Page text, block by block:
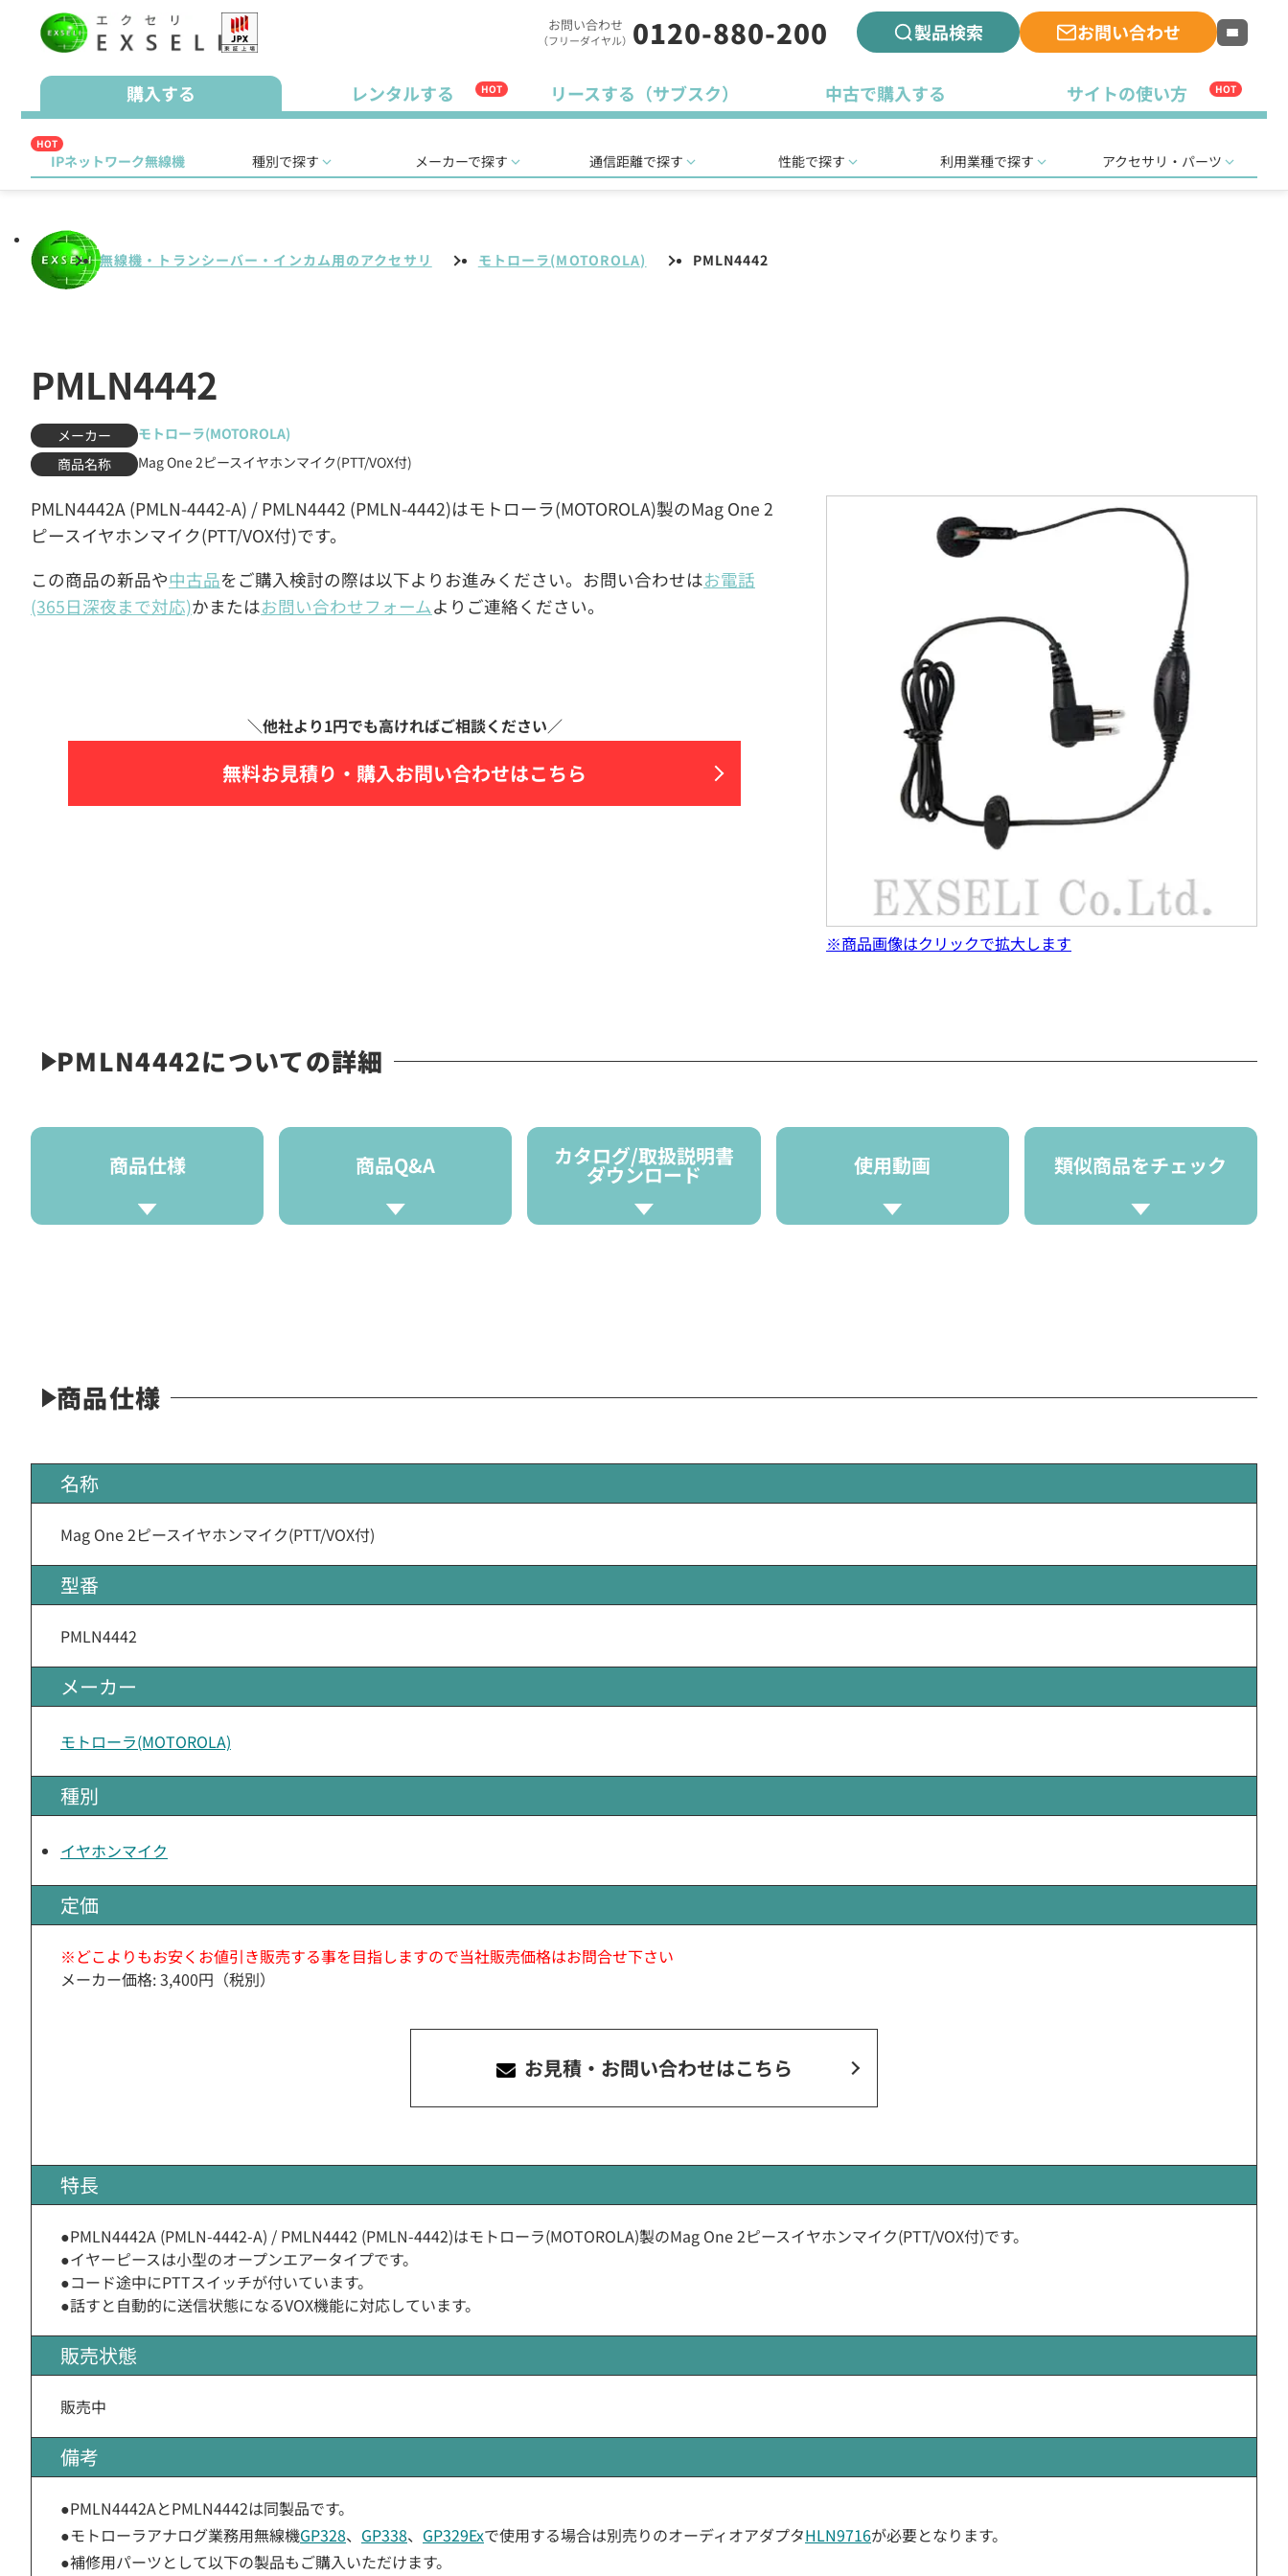
お問い合わせ
（フリーダイヤル） 0120-880-200 製品検索 お問い合わせ
購入する レンタルする HOT リースする（サブスク） 中古で購入する サイトの使い方 HOT
HOT
IPネットワーク無線機 種別で探す メーカーで探す 通信距離で探す 性能で探す 利用業種で探す アクセサリ・パーツ
無線機・トランシーバー・インカム用のアクセサリ モトローラ(MOTOROLA) PMLN4442
PMLN4442
メーカー
モトローラ(MOTOROLA)
商品名称
Mag One 2ピースイヤホンマイク(PTT/VOX付)
PMLN4442A (PMLN-4442-A) / PMLN4442 (PMLN-4442)はモトローラ(MOTOROLA)製のMag One 2
ピースイヤホンマイク(PTT/VOX付)です。
この商品の新品や中古品をご購入検討の際は以下よりお進みください。お問い合わせはお電話
(365日深夜まで対応)かまたはお問い合わせフォームよりご連絡ください。
無料お見積り・ 購入お問い合わせはこちら
※商品画像はクリックで拡大します
PMLN4442についての詳細
商品仕様 商品Q&A カタログ/取扱説明書
ダウンロード 使用動画 類似商品をチェック
商品仕様
名称
Mag One 2ピースイヤホンマイク(PTT/VOX付)
型番
PMLN4442
メーカー
モトローラ(MOTOROLA)
種別
イヤホンマイク
定価
※どこよりもお安くお値引き販売する事を目指しますので当社販売価格はお問合せ下さい
メーカー価格: 3,400円（税別）
お見積・お問い合わせはこちら
特長
●PMLN4442A (PMLN-4442-A) / PMLN4442 (PMLN-4442)はモトローラ(MOTOROLA)製のMag One 2ピースイヤホンマイク(PTT/VOX付)です。
●イヤーピースは小型のオープンエアータイプです。
●コード途中にPTTスイッチが付いています。
●話すと自動的に送信状態になるVOX機能に対応しています。
販売状態
販売中
備考
●PMLN4442AとPMLN4442は同製品です。
●モトローラアナログ業務用無線機GP328、 GP338、 GP329Exで使用する場合は別売りのオーディオアダプタHLN9716が必要となります。
●補修用パーツとして以下の製品もご購入いただけます。